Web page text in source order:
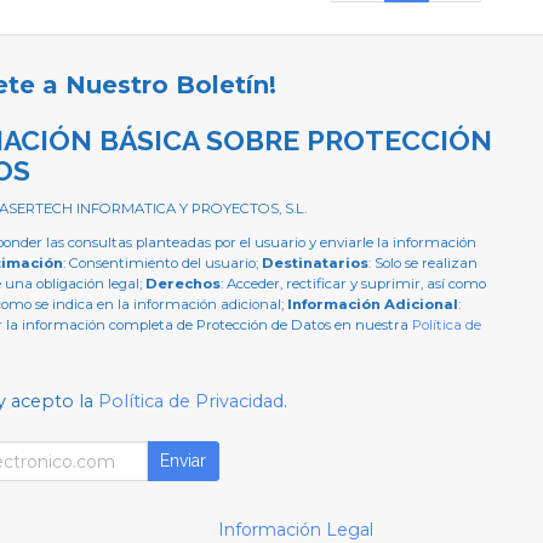
a Nuestro Boletín!
BÁSICA SOBRE PROTECCIÓN
INFORMATICA Y PROYECTOS, S.L.
las consultas planteadas por el usuario y enviarle la información
: Consentimiento del usuario; Destinatarios: Solo se realizan
una obligación legal; Derechos: Acceder, rectificar y suprimir, así como
se indica en la información adicional; Información Adicional:
la información completa de Protección de Datos en nuestra Política de
acepto la Política de Privacidad.
Enviar
Información Legal